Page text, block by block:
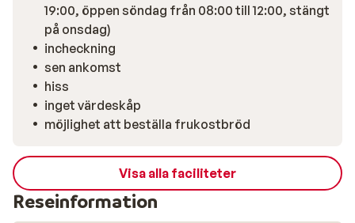
19:00, öppen söndag från 08:00 till 12:00, stängt
på onsdag)
incheckning
sen ankomst
hiss
inget värdeskåp
möjlighet att beställa frukostbröd
Visa alla faciliteter
Reseinformation